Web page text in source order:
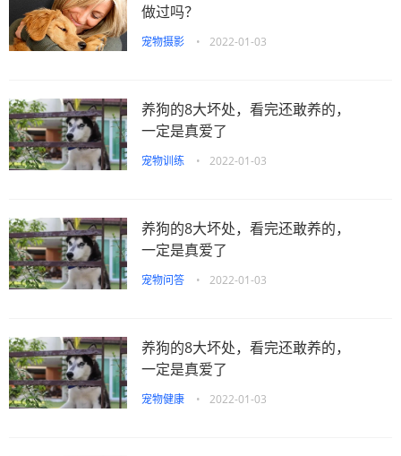
做过吗？
宠物摄影 • 2022-01-03
养狗的8大坏处，看完还敢养的，
一定是真爱了
宠物训练 • 2022-01-03
养狗的8大坏处，看完还敢养的，
一定是真爱了
宠物问答 • 2022-01-03
养狗的8大坏处，看完还敢养的，
一定是真爱了
宠物健康 • 2022-01-03